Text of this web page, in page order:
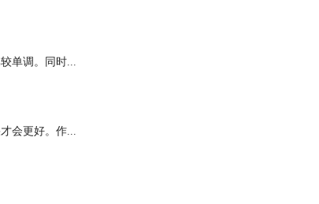
单调。同时...
会更好。作...